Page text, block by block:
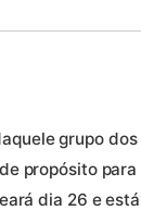
grupo dos
propósito para
dia 26 e está